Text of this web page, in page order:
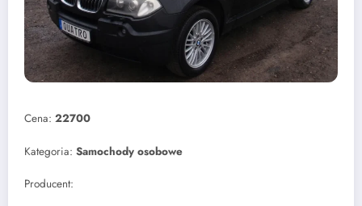
Cena: 22700
Kategoria: Samochody osobowe
Producent: